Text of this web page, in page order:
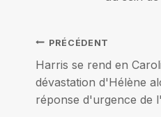
Navigation
de
PRÉCÉDENT
Harris se rend en
dévastation d'Hélène
réponse d'urgence de